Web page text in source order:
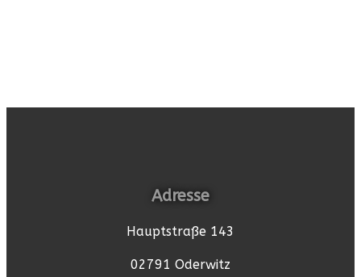
Adresse
Hauptstraße 143
02791 Oderwitz